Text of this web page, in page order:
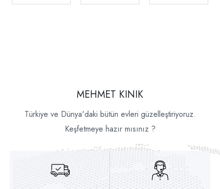
MEHMET KINIK
Türkiye ve Dünya'daki bütün evleri güzelleştiriyoruz.
Keşfetmeye hazır mısınız ?